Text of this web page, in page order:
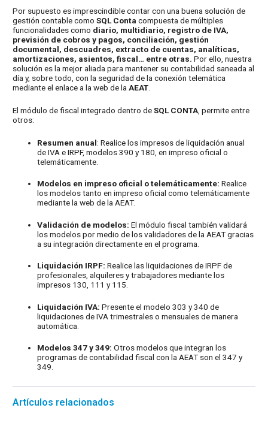
de las Instituciones de Inversión
Colectiva, rentas de arrendamiento de
inmuebles urbanos, capital mobiliario,
personas autorizadas y saldos en
cuentas.
• Septiembre 2023. Grandes empresas:
230
123, 124, 126, 128, 136, 210, 216
• Tercer trimestre 2023:
• Estimación directa: 130
Pagos fraccionados Sociedades y
Establecimientos Permanentes de
no Residentes
Ejercicio en curso:
• Régimen general: 202
• Régimen de consolidación fiscal
recapitulativa de operaciones
modelo agregado: 353
• Septiembre 2023. Operaciones
asimiladas a las importaciones: 380
Impuestos Medioambientales
• Tercer trimestre 2023. Impuesto sobre
Régimen de importación: 369
• Tercer trimestre 2023. Ventanilla única
– Regímenes exterior y de la Unión: 369
Número de Identificación Fiscal
• Tercer trimestre 2023. Cuentas y
facilitado el NIF a las entidades de
Declaración informativa de
mecanismos transfronterizos
comercializables
Cuenta Corriente Tributaria
• Solicitud de inclusión para el año 2024:
CCT (Cuenta Corriente Tributaria)
La renuncia se deberá formular en el
modelo de “Solicitud de
sistema de cuenta corriente en materia
Por supuesto es imprescindible contar con una buena solución de
gestión contable comoSQL Conta compuesta de múltiples
funcionalidades como diario, multidiario, registro de IVA,
previsión de cobros y pagos, conciliación, gestión
documental, descuadres, extracto de cuentas, analíticas,
amortizaciones, asientos, fiscal… entre otras. Por ello, nuestra
solución es la mejor aliada para mantener su contabilidad saneada al
día y, sobre todo, con la seguridad de la conexión telemática
mediante el enlace a la web de laAEAT
El módulo de fiscal integrado dentro deSQL CONTA , permite entre
otros:
Resumen anual: Realice los impresos de liquidación anual
de IVA e IRPF, modelos 390 y 180, en impreso oficial o
telemáticamente.
Modelos en impreso oficial o telemáticamente: Realice
los modelos tanto en impreso oficial como telemáticamente
mediante la web de la AEAT.
Validación de modelos: El módulo fiscal también validará
los modelos por medio de los validadores de la AEAT gracias
a su integración directamente en el programa.
Liquidación IRPF: Realice las liquidaciones de IRPF de
profesionales, alquileres y trabajadores mediante los
impresos 130, 111 y 115.
Liquidación IVA: Presente el modelo 303 y 340 de
liquidaciones de IVA trimestrales o mensuales de manera
automática.
Modelos 347 y 349: Otros modelos que integran los
programas de contabilidad fiscal con la AEAT son el 347 y
349.
Artículos relacionados